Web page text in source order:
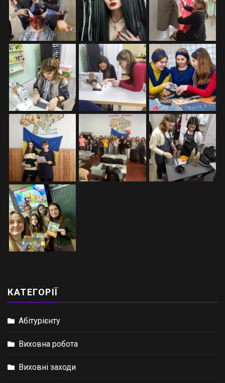
КАТЕГОРІЇ
Абітурієнту
Виховна робота
Виховні заходи